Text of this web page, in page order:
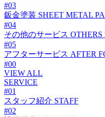
#03
鈑金塗装 SHEET METAL
#04
その他のサービス OTHERS
#05
アフターサービス AFTER
#00
VIEW ALL
SERVICE
#01
スタッフ紹介 STAFF
#02